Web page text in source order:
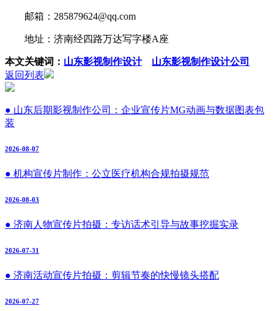
邮箱：285879624@qq.com
地址：济南经四路万达写字楼A座
本文关键词： 山东影视制作设计
山东影视制作设计公司
返回列表
● 山东后期影视制作公司：企业宣传片MG动画与数据图表包
装
2026-08-07
● 机构宣传片制作：公立医疗机构合规拍摄规范
2026-08-03
● 济南人物宣传片拍摄：专访话术引导与故事挖掘实录
2026-07-31
● 济南活动宣传片拍摄：剪辑节奏的快慢镜头搭配
2026-07-27